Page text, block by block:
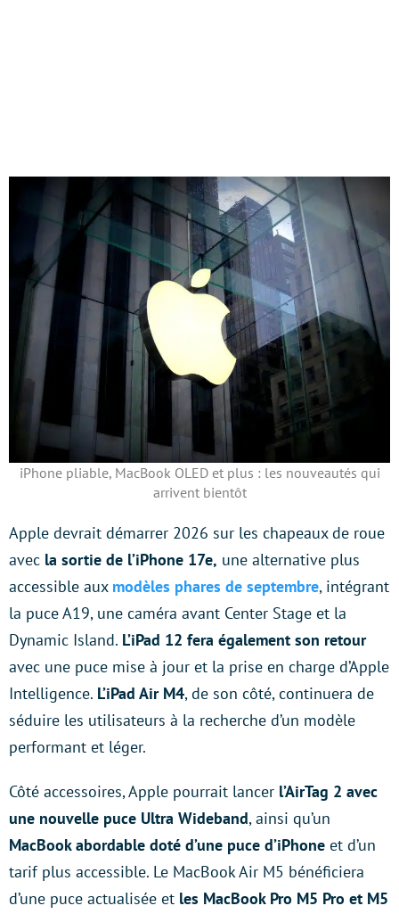
iPhone pliable, MacBook OLED et plus : les nouveautés qui
arrivent bientôt
Apple devrait démarrer 2026 sur les chapeaux de roue
avec la sortie de l’iPhone 17e, une alternative plus
accessible aux modèles phares de septembre, intégrant
la puce A19, une caméra avant Center Stage et la
Dynamic Island. L’iPad 12 fera également son retour
avec une puce mise à jour et la prise en charge d’Apple
Intelligence. L’iPad Air M4, de son côté, continuera de
séduire les utilisateurs à la recherche d’un modèle
performant et léger.
Côté accessoires, Apple pourrait lancer l’AirTag 2 avec
une nouvelle puce Ultra Wideband, ainsi qu’un
MacBook abordable doté d’une puce d’iPhone et d’un
tarif plus accessible. Le MacBook Air M5 bénéficiera
d’une puce actualisée et les MacBook Pro M5 Pro et M5